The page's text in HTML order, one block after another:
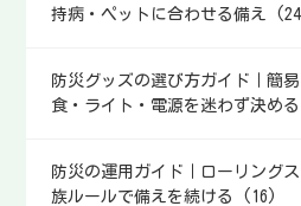
持病・ペットに合わせる備え
防災グッズの選び方ガイド｜簡
食・ライト・電源を迷わず決め
防災の運用ガイド｜ローリング
族ルールで備えを続ける (16)